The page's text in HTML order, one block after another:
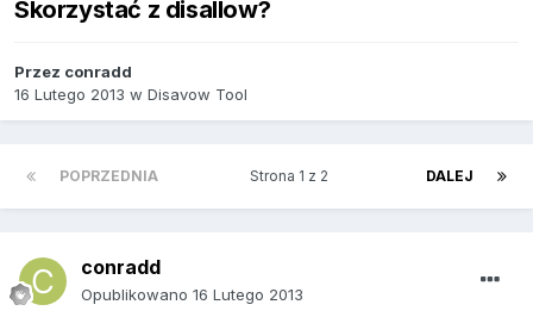
Skorzystać z disallow?
Przez conradd
16 Lutego 2013 w Disavow Tool
POPRZEDNIA DALEJ
Strona 1 z 2
conradd
Opublikowano 16 Lutego 2013